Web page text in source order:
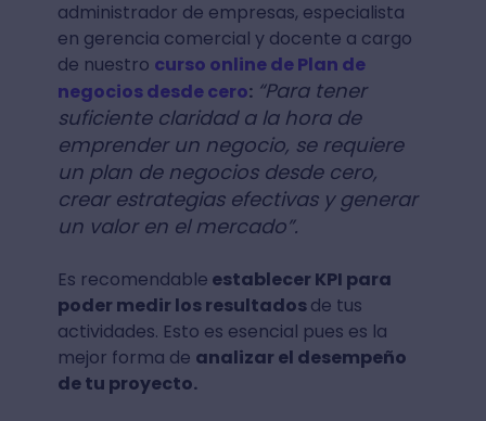
administrador de empresas, especialista
en gerencia comercial y docente a cargo
de nuestro curso online de Plan de
negocios desde cero: “Para tener
suficiente claridad a la hora de
emprender un negocio, se requiere
un plan de negocios desde cero,
crear estrategias efectivas y generar
un valor en el mercado”.
Es recomendable establecer KPI para
poder medir los resultadosde tus
actividades. Esto es esencial pues es la
mejor forma de analizar el desempeño
de tu proyecto.